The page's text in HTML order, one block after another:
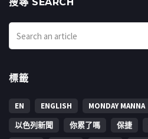
搜㝷 SEARCH
標籤
EN ENGLISH MONDAY MANNA
以色列新聞
你累了嗎 保捷